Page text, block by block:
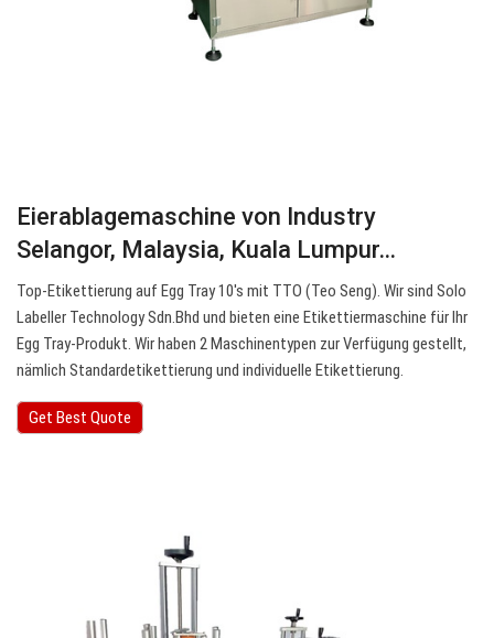
Eierablagemaschine von Industry
Selangor, Malaysia, Kuala Lumpur…
Top-Etikettierung auf Egg Tray 10's mit TTO (Teo Seng). Wir sind Solo
Labeller Technology Sdn.Bhd und bieten eine Etikettiermaschine für Ihr
Egg Tray-Produkt. Wir haben 2 Maschinentypen zur Verfügung gestellt,
nämlich Standardetikettierung und individuelle Etikettierung.
Get Best Quote